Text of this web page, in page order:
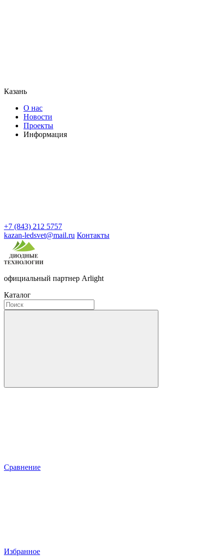
Казань
О нас
Новости
Проекты
Информация
+7 (843) 212 5757
kazan-ledsvet@mail.ru Контакты
официальный партнер Arlight
Каталог
Сравнение
Избранное